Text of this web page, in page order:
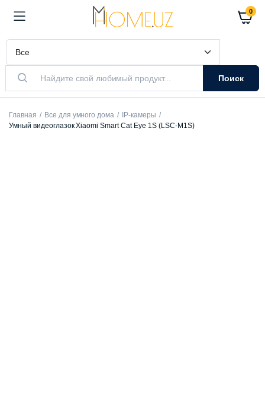
0
Поиск
Главная Все для умного дома
IP-камеры
Умный видеоглазок Xiaomi Smart Cat Eye 1S (LSC-M1S)